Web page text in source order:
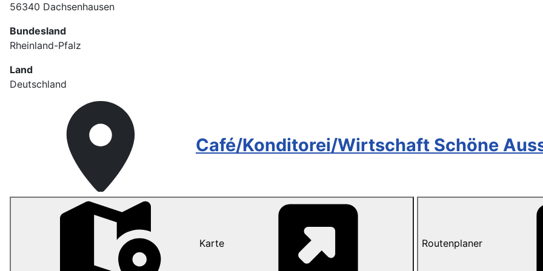
56340 Dachsenhausen
Bundesland
Rheinland-Pfalz
Land
Deutschland
Café/Konditorei/Wirtschaft Schöne
Karte Routenplaner